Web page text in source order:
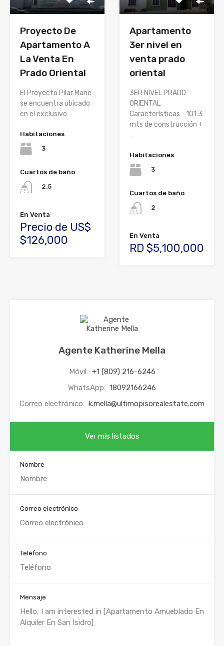
Proyecto De
Apartamento A
La Venta En
Prado Oriental
El Proyecto Pilar Marie
se encuentra ubicado
en el exclusivo…
Habitaciones
3
Cuartos de baño
2.5
En Venta
Precio de US$
$126,000
Apartamento
3er nivel en
venta prado
oriental
3ER NIVEL PRADO
ORIENTAL
Características -101.3
mts de construcción +
…
Habitaciones
3
Cuartos de baño
2
En Venta
RD $5,100,000
Agente Katherine Mella
Móvil: +1 (809) 216-6246
WhatsApp: 18092166246
Correo electrónico: k.mella@ultimopisorealestate.com
Ver mis listados
Nombre
Correo electrónico
Teléfono
Mensaje